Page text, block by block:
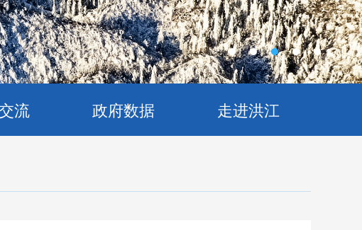
流 政府数据 走进洪江